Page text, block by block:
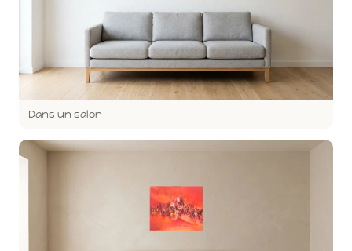
Dans un salon